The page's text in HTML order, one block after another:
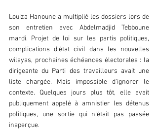
Louiza Hanoune a multiplié les dossiers lors de
son entretien avec Abdelmadjid Tebboune
mardi. Projet de loi sur les partis politiques,
complications d'état civil dans les nouvelles
wilayas, prochaines échéances électorales : la
dirigeante du Parti des travailleurs avait une
liste chargée. Mais impossible d'ignorer le
contexte. Quelques jours plus tôt, elle avait
publiquement appelé à amnistier les détenus
politiques, une sortie qui n'était pas passée
inaperçue.